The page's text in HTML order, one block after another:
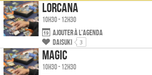
Lorcana
10h30 - 12h30
Ajouter à l'agenda
Daisuki
3
Magic
10h30 - 12h30